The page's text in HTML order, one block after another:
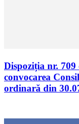
Dispoziția nr.
convocarea
ordinară din